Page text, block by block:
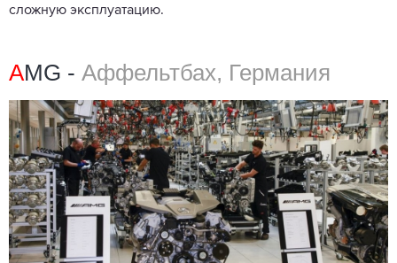
сложную эксплуатацию.
AMG - Аффельтбах, Германия